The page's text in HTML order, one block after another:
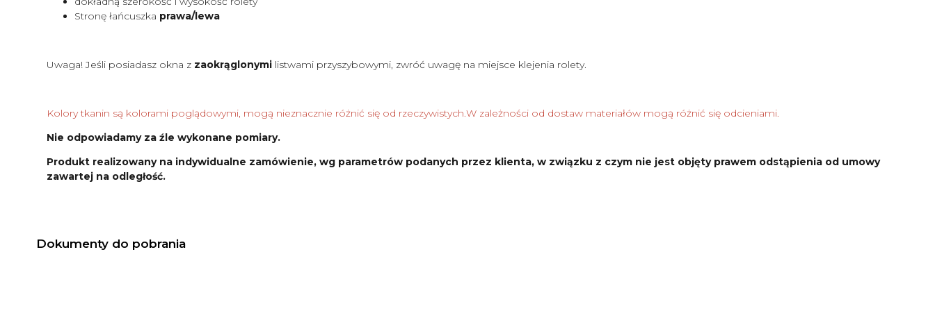
Stronę łańcuszka prawa/lewa
Uwaga! Jeśli posiadasz okna z zaokrąglonymi listwami przyszybowymi, zwróć uwagę na miejsce klejenia rolety.
Kolory tkanin są kolorami poglądowymi, mogą nieznacznie różnić się od rzeczywistych.W zależności od dostaw materiałów mogą różnić się odcieniami.
Nie odpowiadamy za źle wykonane pomiary.
Produkt realizowany na indywidualne zamówienie, wg parametrów podanych przez klienta, w związku z czym nie jest objęty prawem odstąpienia od umowy
zawartej na odległość.
Dokumenty do pobrania